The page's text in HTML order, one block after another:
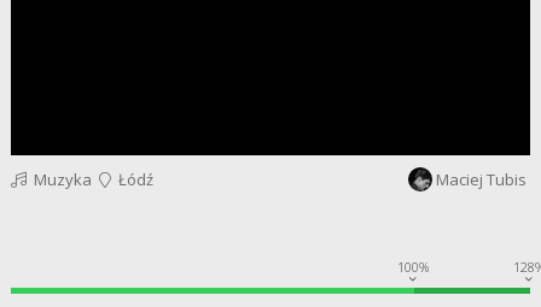
Muzyka Łódź Maciej Tubis
100%